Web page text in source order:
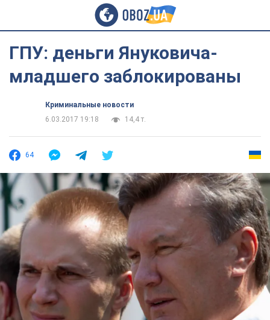
ГПУ: деньги Януковича-
младшего заблокированы
Криминальные новости
6.03.2017 19:18
14,4 т.
64